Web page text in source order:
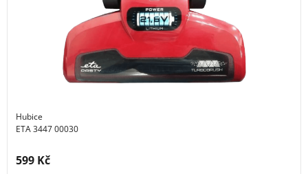
Hubice
ETA 3447 00030
Cena s DPH:
599 Kč